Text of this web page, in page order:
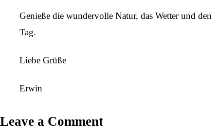
Genieße die wundervolle Natur, das Wetter und den
Tag.
Liebe Grüße
Erwin
Leave a Comment